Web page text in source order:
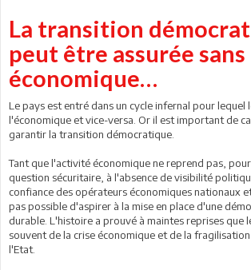
La transition
peut être assurée
économique…
Le pays est entré dans un cycle infernal pour lequel
l'économique et vice-versa. Or il est important de
garantir la transition démocratique.
Tant que l'activité économique ne reprend pas,
question sécuritaire, à l'absence de visibilité
confiance des opérateurs économiques nationaux
pas possible d'aspirer à la mise en place d'une
durable. L'histoire a prouvé à maintes reprises que
souvent de la crise économique et de la
l'Etat.